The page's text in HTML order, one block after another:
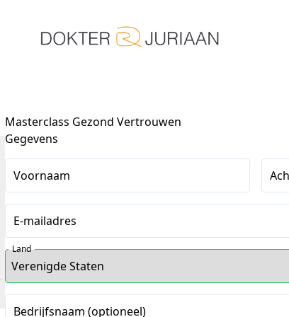
Masterclass Gezond Vertrouwen
Gegevens
Voornaam
E-mailadres
Land
Bedrijfsnaam (optioneel)